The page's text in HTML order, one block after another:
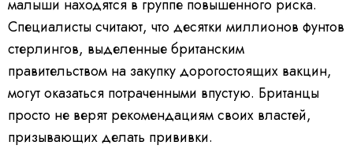
малыши находятся в группе повышенного риска.
Специалисты считают, что десятки миллионов фунтов
стерлингов, выделенные британским
правительством на закупку дорогостоящих вакцин,
могут оказаться потраченными впустую. Британцы
просто не верят рекомендациям своих властей,
призывающих делать прививки.